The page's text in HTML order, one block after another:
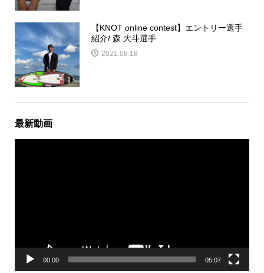
【KNOT online contest】エントリー選手
紹介/ 森 大斗選手
2021.08.18
最新動画
00:00 05:07